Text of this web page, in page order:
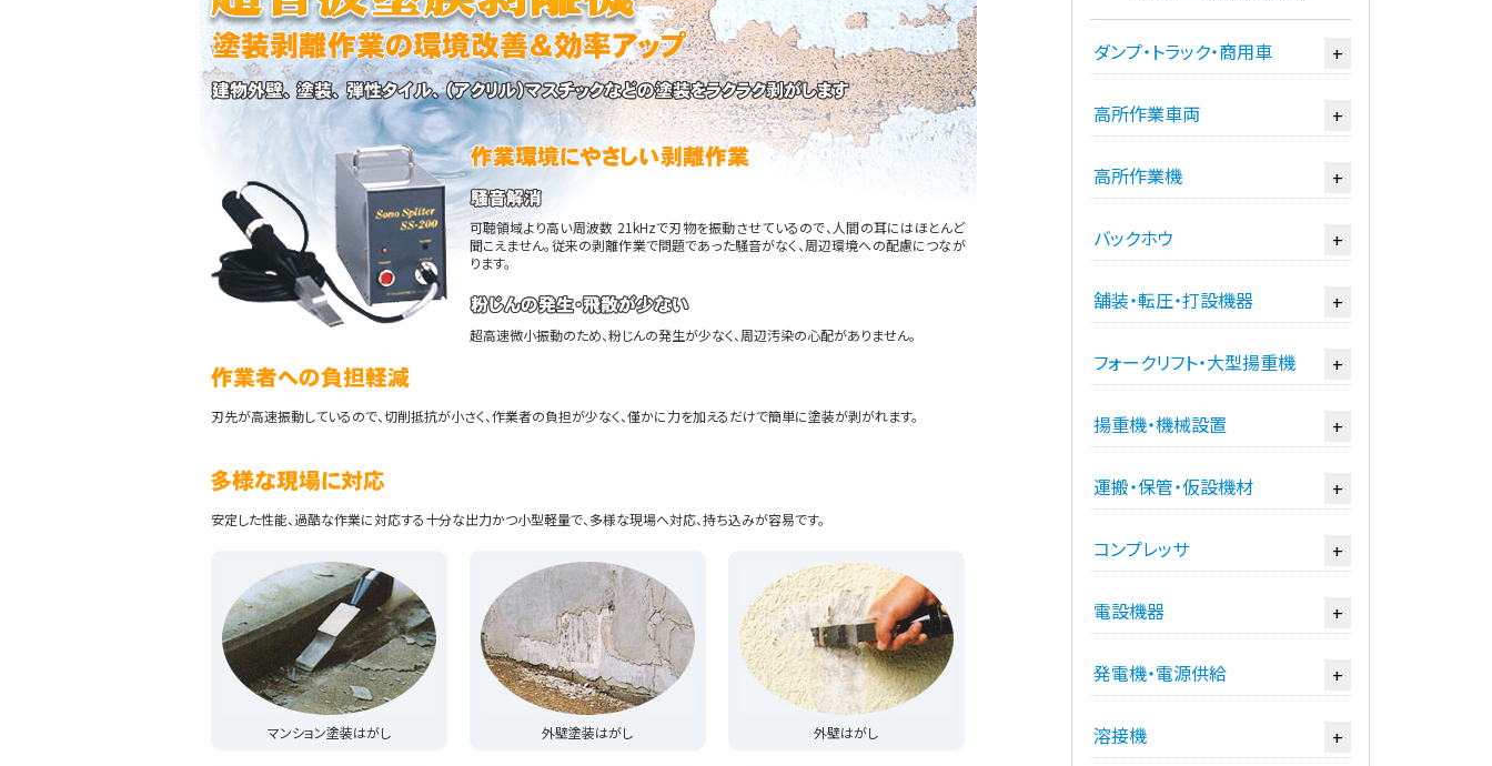
可聴領域より高い周波数 21kHzで刃物を振動させているので、人間の耳にはほとんど
聞こえません。従来の剥離作業で問題であった騒音がなく、周辺環境への配慮につなが
ります。
超高速微小振動のため、粉じんの発生が少なく、周辺汚染の心配がありません。
刃先が高速振動しているので、切削抵抗が小さく、作業者の負担が少なく、僅かに力を加えるだけで簡単に塗装が剥がれます。
安定した性能、過酷な作業に対応する十分な出力かつ小型軽量で、多様な現場へ対応、持ち込みが容易です。
マンション塗装はがし 外壁塗装はがし 外壁はがし
ダンプ・トラック・商用車 +
高所作業車両 +
高所作業機 +
バックホウ +
舗装・転圧・打設機器 +
フォークリフト・大型揚重機 +
揚重機・機械設置 +
運搬・保管・仮設機材 +
コンプレッサ +
電設機器 +
発電機・電源供給 +
溶接機 +